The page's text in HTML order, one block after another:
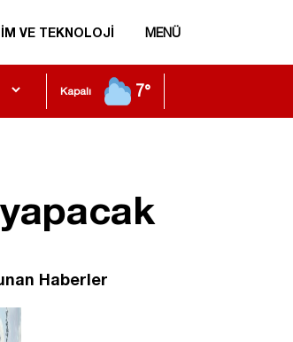
VE TEKNOLOJİ MENÜ
Kapalı 7°
Haberler